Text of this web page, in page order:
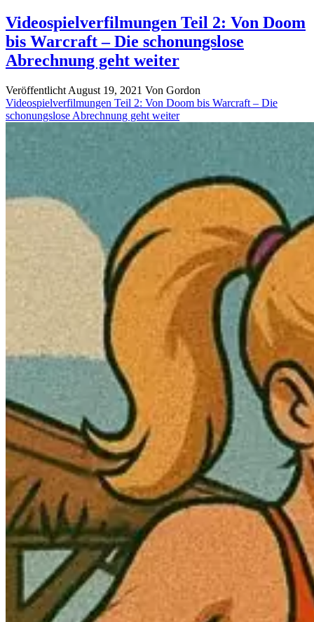
Von
Assassinen
Animus
Sonics
Furry-
Jogger-
Videospielverfilmungen Teil 2: Von Doom
bis Warcraft – Die schonungslose
Abrechnung geht weiter
Veröffentlicht August 19, 2021 Von Gordon
Videospielverfilmungen Teil 2: Von Doom bis Warcraft – Die
schonungslose Abrechnung geht weiter